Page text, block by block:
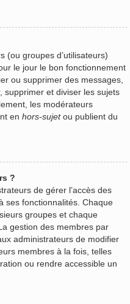
(ou groupes d’utilisateurs)
le jour le bon fonctionnement
ou supprimer des messages,
supprimer et diviser les sujets
les modérateurs
en hors-sujetou publient du
?
de gérer l’accès des
ses fonctionnalités. Chaque
groupes et chaque
gestion des membres par
administrateurs de modifier
membres à la fois, telles
ou rendre accessible un